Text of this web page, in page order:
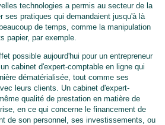
technologies a permis au secteur de la
ses pratiques qui demandaient jusqu'à là
de temps, comme la manipulation
papier, par exemple.
possible aujourd'hui pour un entrepreneur
cabinet d'expert-comptable en ligne qui
dématérialisée, tout comme ses
leurs clients. Un cabinet d'expert-
qualité de prestation en matière de
en ce qui concerne le financement de
de son personnel, ses investissements, ou